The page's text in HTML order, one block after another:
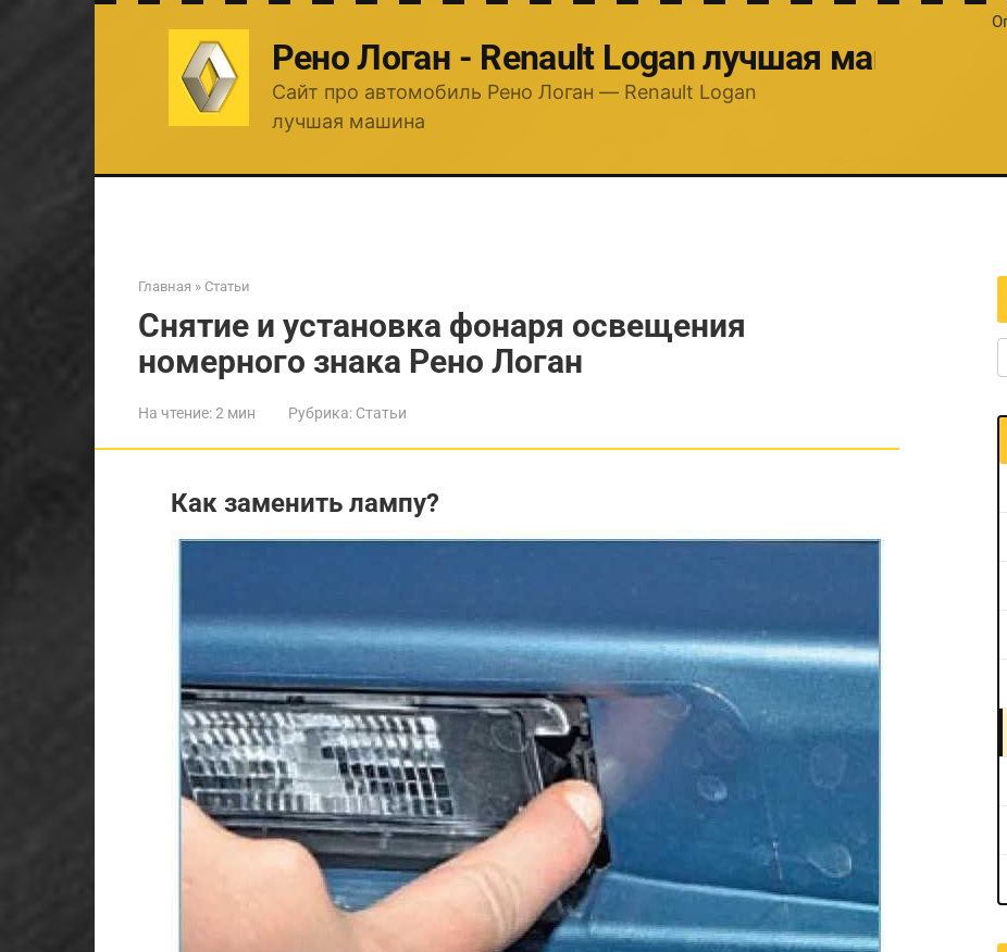
Рено Логан - Renault Logan лучшая машина
Сайт про автомобиль Рено Логан — Renault Logan
лучшая машина
Главная » Статьи
Снятие и установка фонаря освещения
номерного знака Рено Логан
На чтение:2 мин Рубрика: Статьи
Как заменить лампу?